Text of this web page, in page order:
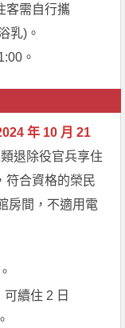
客需自行攜
乳)。
。
年 10 月 21
退除役官兵享住
符合資格的榮民
房間，不適用電
。
續住 2 日